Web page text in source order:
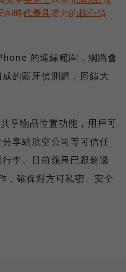
AI時代最具潛力的核心價
的連線範圍，網路會
的藍牙偵測網，回饋大
享物品位置功能，用戶可
享給航空公司等可信任
李。目前蘋果已跟超過
，確保對方可私密、安全